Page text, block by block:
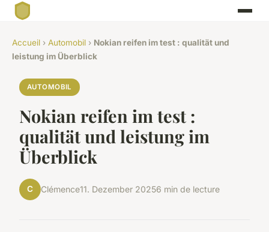
Accueil › Automobil › Nokian reifen im test : qualität und
leistung im Überblick
AUTOMOBIL
Nokian reifen im test :
qualität und leistung im
Überblick
C Clémence11. Dezember 20256 min de lecture